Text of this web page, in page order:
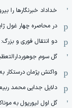
خداداد خبرنگارها را
در محاصره چهار غول
دو انتقال فوری و بزرگ:
گل سوم
واکنش پژمان درستکار
دلایل جدایی محمد
گل اول لیورپول به